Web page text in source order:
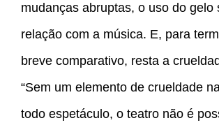
mudanças abruptas, o uso do gelo
relação com a música. E, para
breve comparativo, resta a
“Sem um elemento de crueldade
todo espetáculo, o teatro não é